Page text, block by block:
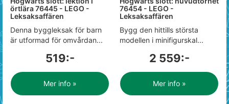
örtlära 76445 - LEGO -
Leksaksaffären
Denna byggleksak för barn
är utformad för omvårdan...
519:-
Mer info »
76454 - LEGO -
Leksaksaffären
Bygg den hittills största
modellen i minifigurskal...
2 559:-
Mer info »